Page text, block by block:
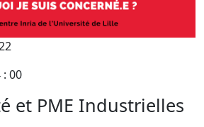
00
et PME Industrielles